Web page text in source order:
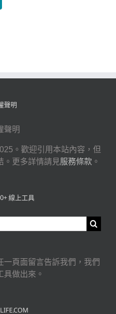
聲明
聲明
。歡迎引用本站內容，但
。更多詳情請見服務條款 。
線上工具
一頁面留言告訴我們，我們
具做出來。